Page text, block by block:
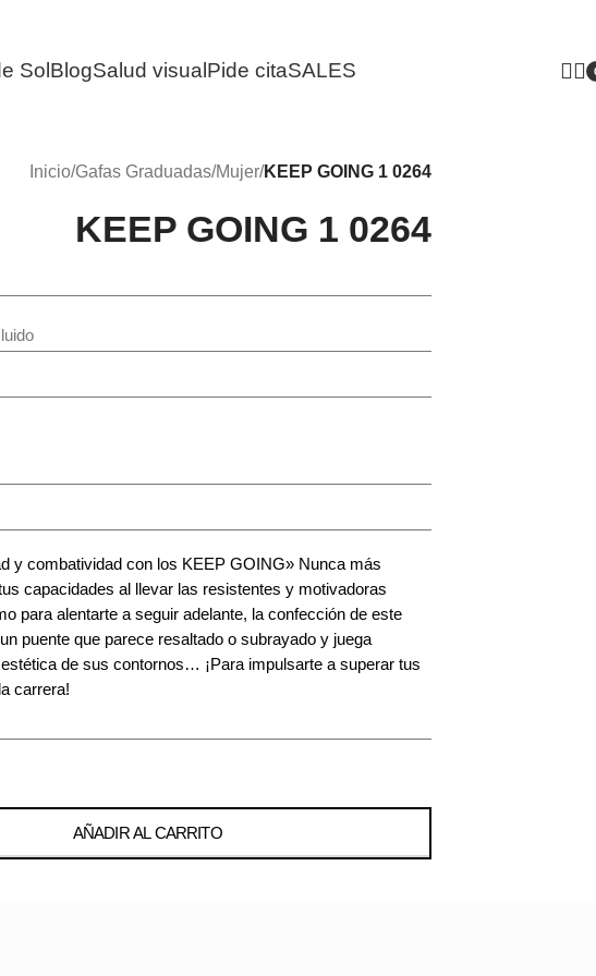
Sol BlogSalud visual Pide citaSALES
Inicio/Gafas Graduadas/Mujer/KEEP GOING 1 0264
KEEP GOING 1 0264
y combatividad con los KEEP GOING» Nunca más
capacidades al llevar las resistentes y motivadoras
para alentarte a seguir adelante, la confección de este
puente que parece resaltado o subrayado y juega
de sus contornos… ¡Para impulsarte a superar tus
carrera!
AÑADIR AL CARRITO